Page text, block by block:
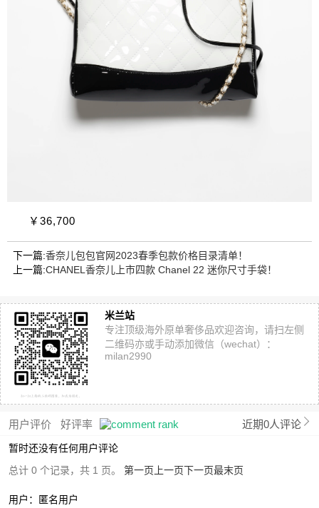
￥36,700
下一篇:香奈儿包包官网2023春季包款价格目录清单！
上一篇:CHANEL香奈儿上市四款 Chanel 22 迷你尺寸手袋！
米兰站
专注顶级海外原单奢侈品欢迎咨询，请扫左侧
二维码亦或手动添加微信（wechat）：
milan2990
用户评价 好评率 近期0人评论
暂时还没有任何用户评论
总计 0 个记录，共 1 页。 第一页 上一页下一页最末页
用户：匿名用户